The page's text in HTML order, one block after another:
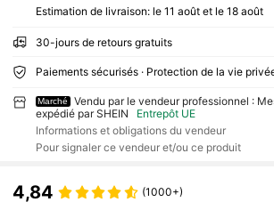
Estimation de livraison: le 11 août et le 18 août
30-jours de retours gratuits
Paiements sécurisés · Protection de la vie
Marché
Vendu par le vendeur professionnel :
expédié par SHEIN
Entrepôt UE
Informations et obligations du vendeur
Pour signaler ce vendeur et/ou ce produit
4,84 (1000+)